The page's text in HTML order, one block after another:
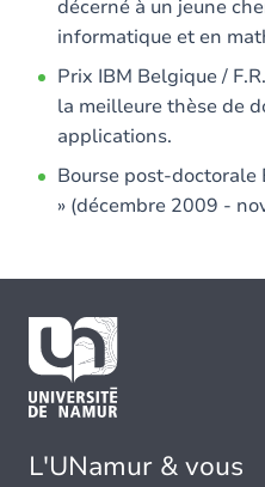
décerné à un jeune
informatique et en
Prix IBM Belgique /
la meilleure thèse de
applications.
Bourse post-doctorale
» (décembre 2009 -
L'UNamur & vous